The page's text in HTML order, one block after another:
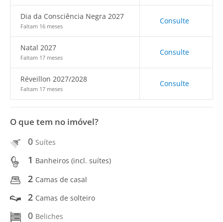
Dia da Consciência Negra 2027
Faltam 16 meses
Consulte
Natal 2027
Faltam 17 meses
Consulte
Réveillon 2027/2028
Faltam 17 meses
Consulte
O que tem no imóvel?
0 Suítes
1 Banheiros (incl. suítes)
2 Camas de casal
2 Camas de solteiro
0 Beliches